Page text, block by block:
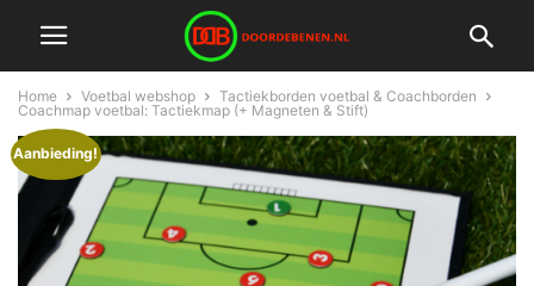
Home Voetbal webshop
Tactiekborden voetbal & Coachborden
Coachmap voetbal: Tactiekmap (+ Magneten & Stift)
Aanbieding!